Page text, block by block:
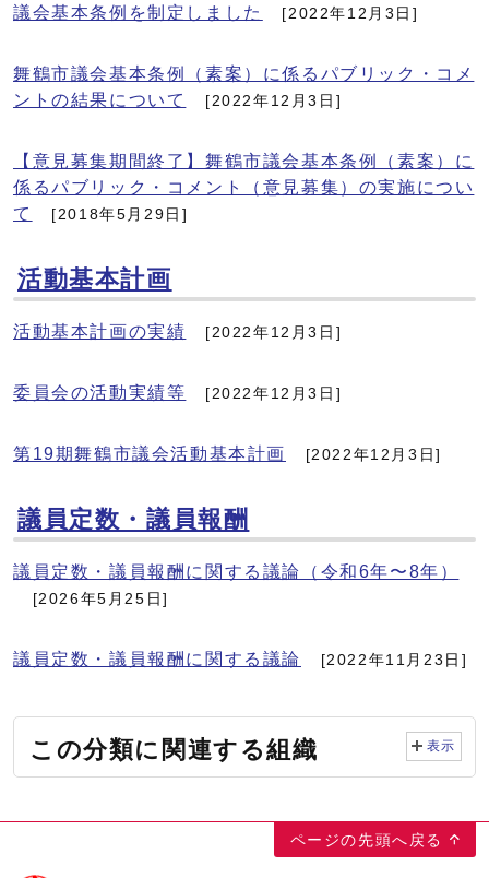
議会基本条例を制定しました [2022年12月3日]
舞鶴市議会基本条例（素案）に係るパブリック・コメ
ントの結果について
[2022年12月3日]
【意見募集期間終了】舞鶴市議会基本条例（素案）に
係るパブリック・コメント（意見募集）の実施につい
て
[2018年5月29日]
活動基本計画
活動基本計画の実績 [2022年12月3日]
委員会の活動実績等 [2022年12月3日]
第19期舞鶴市議会活動基本計画 [2022年12月3日]
議員定数・議員報酬
議員定数・議員報酬に関する議論（令和6年〜8年）
[2026年5月25日]
議員定数・議員報酬に関する議論 [2022年11月23日]
この分類に関連する組織 表示
ページの先頭へ戻る